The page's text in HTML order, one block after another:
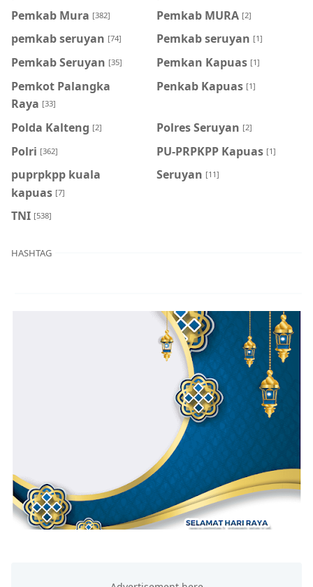
Pemkab Mura [382] Pemkab MURA [2]
pemkab seruyan [74] Pemkab seruyan [1]
Pemkab Seruyan [35] Pemkan Kapuas [1]
Pemkot Palangka
Raya [33]
Penkab Kapuas [1]
Polda Kalteng [2] Polres Seruyan [2]
Polri [362] PU-PRPKPP Kapuas [1]
puprpkpp kuala
kapuas [7]
Seruyan [11]
TNI [538]
HASHTAG